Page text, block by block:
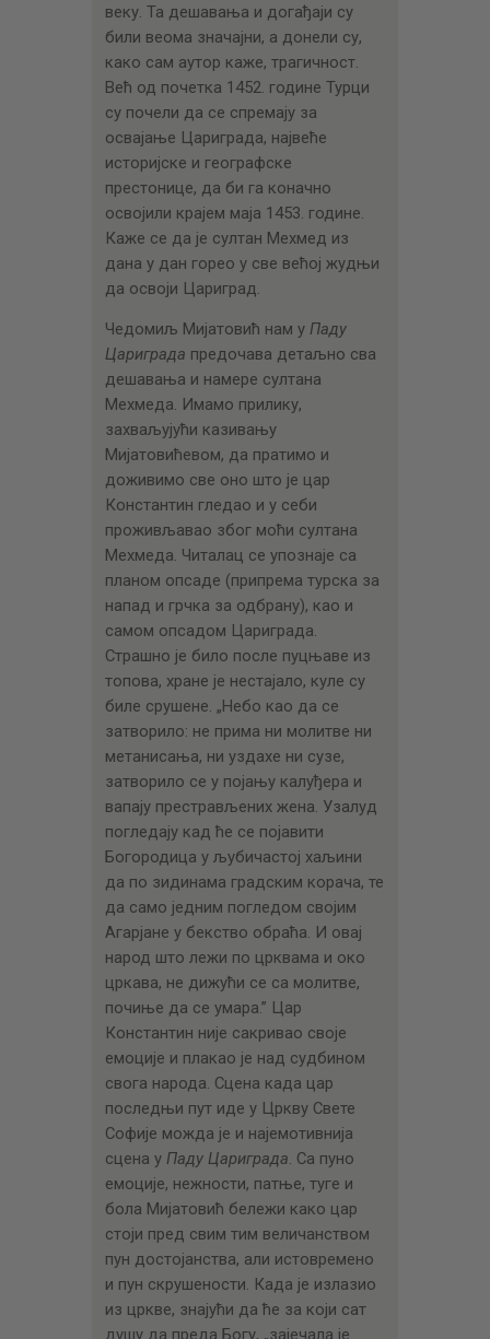
веку. Та дешавања и догађаји су
били веома значајни, а донели су,
како сам аутор каже, трагичност.
Већ од почетка 1452. године Турци
су почели да се спремају за
освајање Цариграда, највеће
историјске и географске
престонице, да би га коначно
освојили крајем маја 1453. године.
Каже се да је султан Мехмед из
дана у дан горео у све већој жудњи
да освоји Цариград.
Чедомиљ Мијатовић нам у Паду
Цариграда предочава детаљно сва
дешавања и намере султана
Мехмеда. Имамо прилику,
захваљујући казивању
Мијатовићевом, да пратимо и
доживимо све оно што је цар
Константин гледао и у себи
проживљавао због моћи султана
Мехмеда. Читалац се упознаје са
планом опсаде (припрема турска за
напад и грчка за одбрану), као и
самом опсадом Цариграда.
Страшно је било после пуцњаве из
топова, хране је нестајало, куле су
биле срушене. „Небо као да се
затворило: не прима ни молитве ни
метанисања, ни уздахе ни сузе,
затворило се у појању калуђера и
вапају престрављених жена. Узалуд
погледају кад ће се појавити
Богородица у љубичастој хаљини
да по зидинама градским корача, те
да само једним погледом својим
Агарјане у бекство обраћа. И овај
народ што лежи по црквама и око
цркава, не дижући се са молитве,
почиње да се умара.” Цар
Константин није сакривао своје
емоције и плакао је над судбином
свога народа. Сцена када цар
последњи пут иде у Цркву Свете
Софије можда је и најемотивнија
сцена у Паду Цариграда. Са пуно
емоције, нежности, патње, туге и
бола Мијатовић бележи како цар
стоји пред свим тим величанством
пун достојанства, али истовремено
и пун скрушености. Када је излазио
из цркве, знајући да ће за који сат